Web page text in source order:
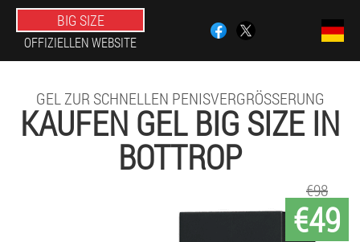
BIG SIZE
OFFIZIELLEN WEBSITE
GEL ZUR SCHNELLEN PENISVERGRÖSSERUNG
KAUFEN GEL BIG SIZE IN
BOTTROP
€49
€98